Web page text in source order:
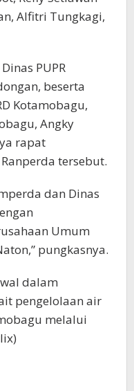
Alfitri Tungkagi,
PUPR
beserta
Kotamobagu,
Angky
rapat
tersebut.
dan Dinas
Umum
pungkasnya.
dalam
pengelolaan air
melalui